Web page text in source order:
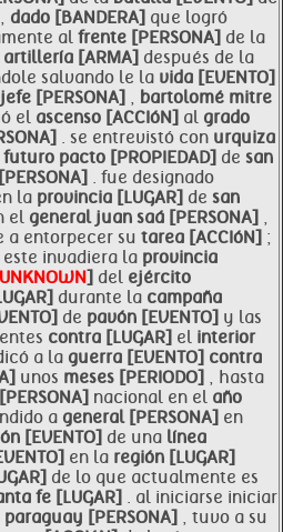
dado [BANDERA] que logró
al frente [PERSONA] de la
artillería [ARMA] después de la
salvando le la vida [EVENTO]
jefe [PERSONA] , bartolomé mitre
el ascenso [ACCIóN] al grado
. se entrevistó con urquiza
futuro pacto [PROPIEDAD] de san
. fue designado
la provincia [LUGAR] de san
el general juan saá [PERSONA] ,
a entorpecer su tarea [ACCIóN] ;
invadiera la provincia
UNKNOWN] del ejército
durante la campaña
de pavón [EVENTO] y las
contra [LUGAR] el interior
a la guerra [EVENTO] contra
unos meses [PERIODO] , hasta
nacional en el año
a general [PERSONA] en
[EVENTO] de una línea
en la región [LUGAR]
de lo que actualmente es
fe [LUGAR] . al iniciarse iniciar
paraguay [PERSONA] , tuvo a su